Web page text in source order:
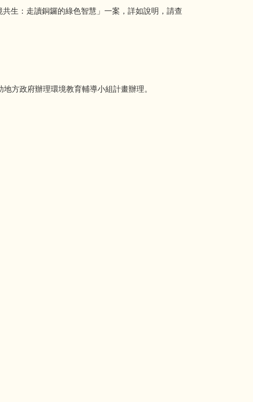
生：走讀銅鑼的綠色智慧」一案，詳如說明，請查
方政府辦理環境教育輔導小組計畫辦理。